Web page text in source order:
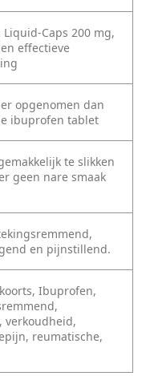
Liquid-Caps 200 mg,
effectieve
opgenomen dan
ibuprofen tablet
te slikken
geen nare smaak
en pijnstillend.
Ibuprofen,
verkoudheid,
reumatische,